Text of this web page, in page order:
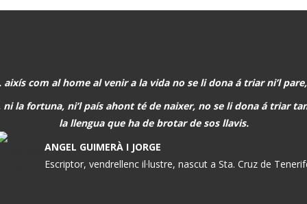
com al home al venir a la vida no se li dona á triar ni’l
ni la fortuna, ni’l país ahont té de naixer, no se li dona á triar
la llengua que ha de brotar de sos llavis.
ANGEL GUIMERÀ I JORGE
Escriptor, vendrellenc il·lustre, nascut a Sta. Cruz de